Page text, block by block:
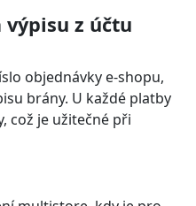
výpisu z účtu
objednávky e-shopu,
brány. U každé platby
což je užitečné při